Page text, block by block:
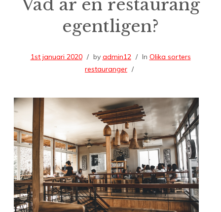
Vad är en restaurang
egentligen?
1st januari 2020 by admin12 In Olika sorters
restauranger